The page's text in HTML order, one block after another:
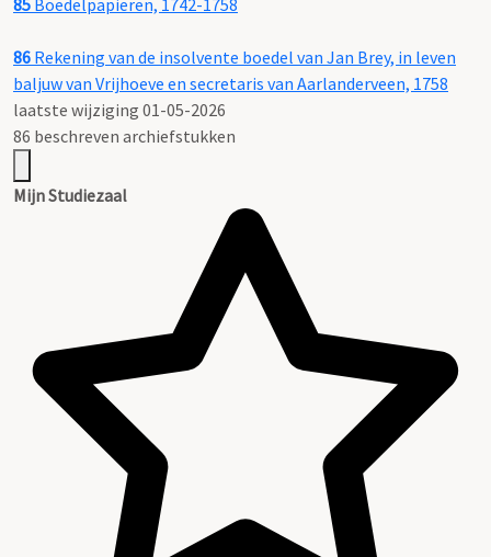
85 Boedelpapieren, 1742-1758
86 Rekening van de insolvente boedel van Jan Brey, in leven
baljuw van Vrijhoeve en secretaris van Aarlanderveen, 1758
laatste wijziging 01-05-2026
86 beschreven archiefstukken
Mijn Studiezaal